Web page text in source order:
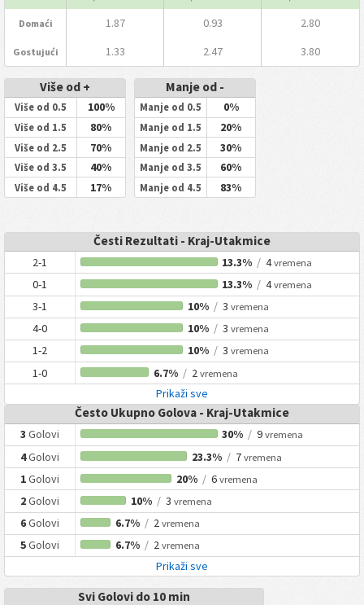
Domaći 1.87 0.93 2.80
Gostujući 1.33 2.47 3.80
Više od +
Više od 0.5 100%
Više od 1.5 80%
Više od 2.5 70%
Više od 3.5 40%
Više od 4.5 17%
Manje od -
Manje od 0.5 0%
Manje od 1.5 20%
Manje od 2.5 30%
Manje od 3.5 60%
Manje od 4.5 83%
Česti Rezultati - Kraj-Utakmice
2-1 13.3% / 4vremena
0-1 13.3% / 4vremena
3-1 10% /3 vremena
4-0 10% /3 vremena
1-2 10% /3 vremena
1-0 6.7% /2 vremena
Prikaži sve
Često Ukupno Golova - Kraj-Utakmice
3Golovi 30% / 9vremena
4Golovi 23.3% /7 vremena
1Golovi 20% /6 vremena
2Golovi 10% /3 vremena
6Golovi 6.7% /2 vremena
5Golovi 6.7% /2 vremena
Prikaži sve
Svi Golovi do 10 min